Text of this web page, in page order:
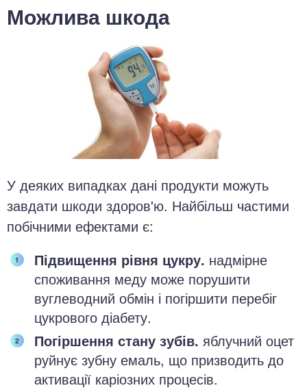
Можлива шкода
У деяких випадках дані продукти можуть
завдати шкоди здоров'ю. Найбільш частими
побічними ефектами є:
Підвищення рівня цукру. надмірне
споживання меду може порушити
вуглеводний обмін і погіршити перебіг
цукрового діабету.
Погіршення стану зубів. яблучний оцет
руйнує зубну емаль, що призводить до
активації каріозних процесів.